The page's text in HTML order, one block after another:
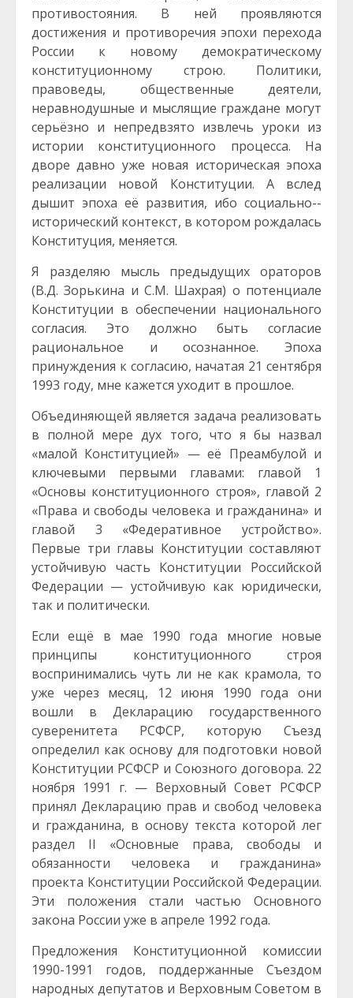
противостояния. В ней проявляются
достижения и противоречия эпохи перехода
России к новому демократическому
конституционному строю. Политики,
правоведы, общественные деятели,
неравнодушные и мыслящие граждане могут
серьёзно и непредвзято извлечь уроки из
истории конституционного процесса. На
дворе давно уже новая историческая эпоха
реализации новой Конституции. А вслед
дышит эпоха её развития, ибо социально-­
исторический контекст, в котором рождалась
Конституция, меняется.
Я разделяю мысль предыдущих ораторов
(В.Д. Зорькина и С.М. Шахрая) о потенциале
Конституции в обеспечении национального
согласия. Это должно быть согласие
рациональное и осознанное. Эпоха
принуждения к согласию, начатая 21 сентября
1993 году, мне кажется уходит в прошлое.
Объединяющей является задача реализовать
в полной мере дух того, что я бы назвал
«малой Конституцией» — её Преамбулой и
ключевыми первыми главами: главой 1
«Основы конституционного строя», главой 2
«Права и свободы человека и гражданина» и
главой 3 «Федеративное устройство».
Первые три главы Конституции составляют
устойчивую часть Конституции Российской
Федерации — устойчивую как юридически,
так и политически.
Если ещё в мае 1990 года многие новые
принципы конституционного строя
воспринимались чуть ли не как крамола, то
уже через месяц, 12 июня 1990 года они
вошли в Декларацию государственного
суверенитета РСФСР, которую Съезд
определил как основу для подготовки новой
Конституции РСФСР и Союзного договора. 22
ноября 1991 г. — Верховный Совет РСФСР
принял Декларацию прав и свобод человека
и гражданина, в основу текста которой лег
раздел II «Основные права, свободы и
обязанности человека и гражданина»
проекта Конституции Российской Федерации.
Эти положения стали частью Основного
закона России уже в апреле 1992 года.
Предложения Конституционной комиссии
1990-1991 годов, поддержанные Съездом
народных депутатов и Верховным Советом в